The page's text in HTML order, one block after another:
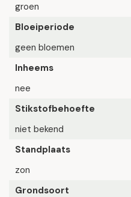
groen
Bloeiperiode
geen bloemen
Inheems
nee
Stikstofbehoefte
niet bekend
Standplaats
zon
Grondsoort